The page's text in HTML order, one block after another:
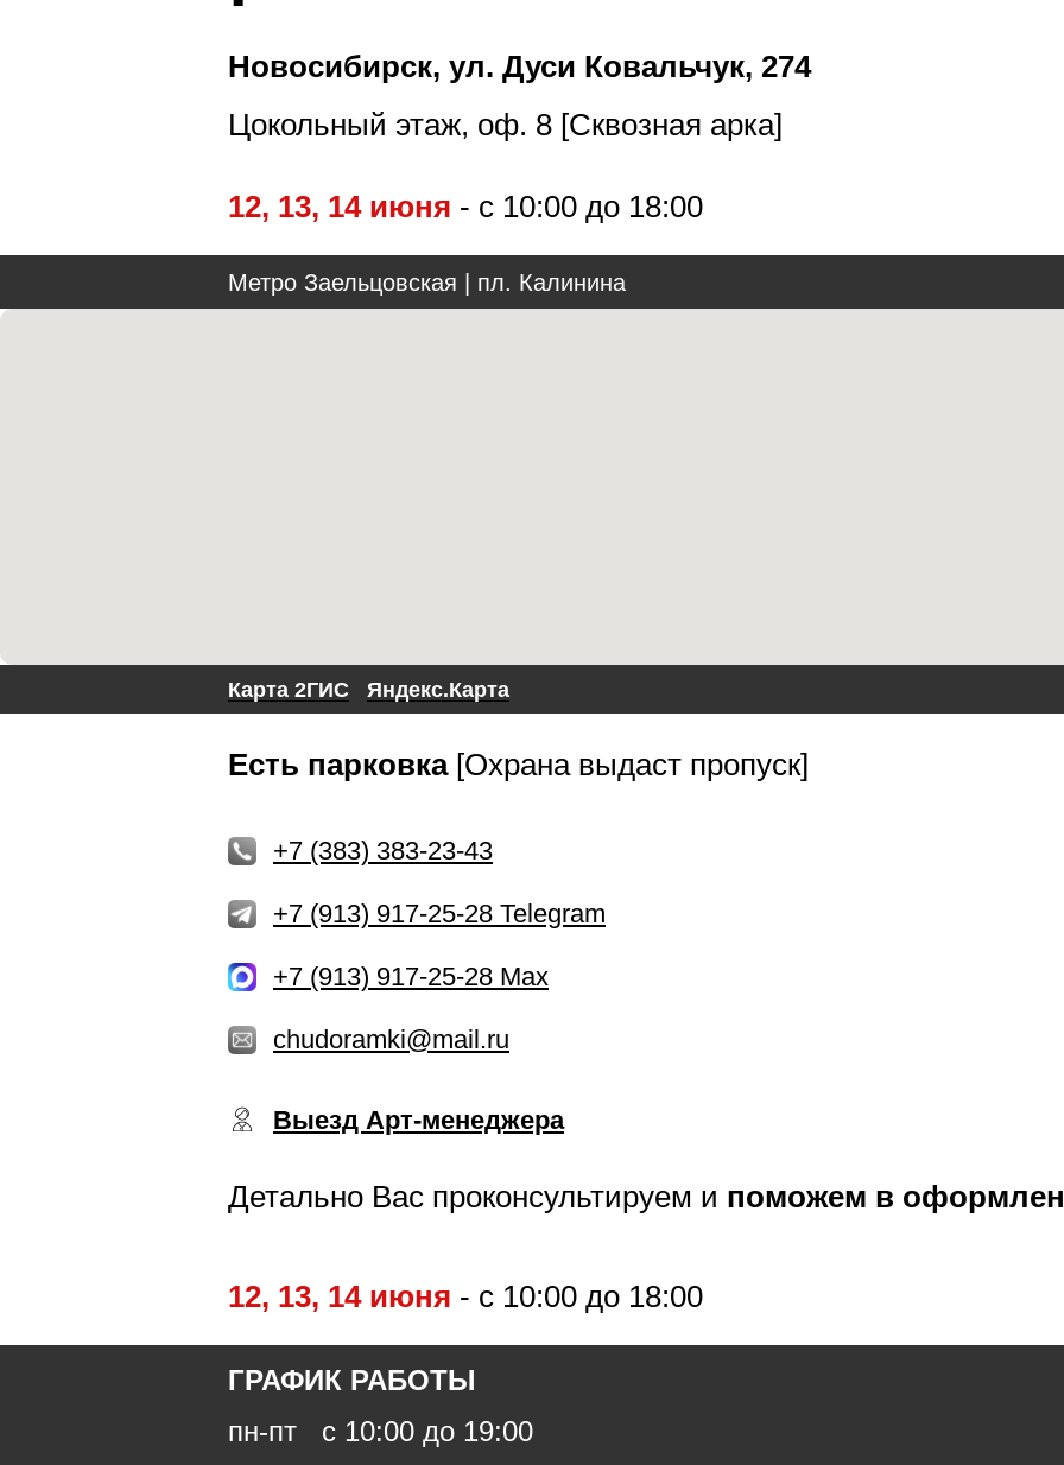
Новосибирск, ул. Дуси Ковальчук, 274
Цокольный этаж, оф. 8 [Сквозная арка]
12, 13, 14 июня - с 10:00 до 18:00
Метро Заельцовская | пл. Калинина
Карта 2ГИС Яндекс.Карта
Есть парковка[Охрана выдаст пропуск]
+7 (383) 383-23-43
+7 (913) 917-25-28 Telegram
+7 (913) 917-25-28 Max
chudoramki@mail.ru
Выезд Арт-менеджера
Детально Вас проконсультируем и поможем в
12, 13, 14 июня - с 10:00 до 18:00
ГРАФИК РАБОТЫ
пн-пт
с 10:00 до 19:00